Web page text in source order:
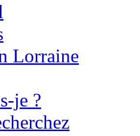
Lorraine
je ?